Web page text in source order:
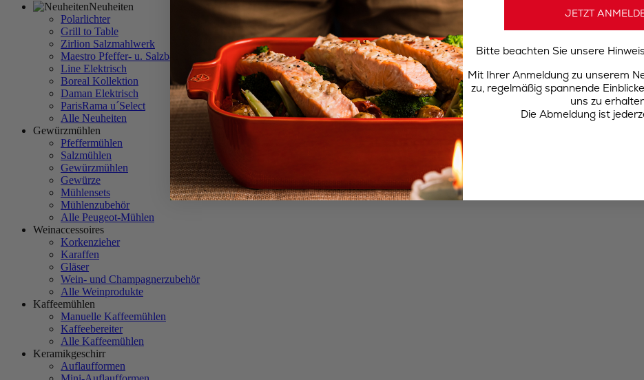
Neuheiten
Polarlichter
Grill to Table
Zirlion Salzmahlwerk
Maestro Pfeffer- u. Salzbar
Line Elektrisch
Boreal Kollektion
Daman Elektrisch
ParisRama u´Select
Alle Neuheiten
Gewürzmühlen
Pfeffermühlen
Salzmühlen
Gewürzmühlen
Gewürze
Mühlensets
Mühlenzubehör
Alle Peugeot-Mühlen
Weinaccessoires
Korkenzieher
Karaffen
Gläser
Wein- und Champagnerzubehör
Alle Weinprodukte
Kaffeemühlen
Manuelle Kaffeemühlen
Kaffeebereiter
Alle Kaffeemühlen
Keramikgeschirr
Auflaufformen
JETZT
Bitte beachten Sie unsere
Mit Ihrer Anmeldung zu unserem
zu, regelmäßig spannende
uns zu
Die Abmeldung ist